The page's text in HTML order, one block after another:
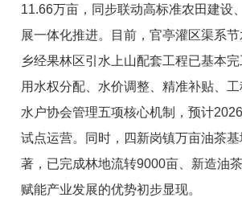
11.66万亩，同步联动高标准农田建设
展一体化推进。目前，官亭灌区渠系
乡经果林区引水上山配套工程已基本
用水权分配、水价调整、精准补贴、
水户协会管理五项核心机制，预计
试点运营。同时，四新岗镇万亩油茶
著，已完成林地流转9000亩、新造油
赋能产业发展的优势初步显现。